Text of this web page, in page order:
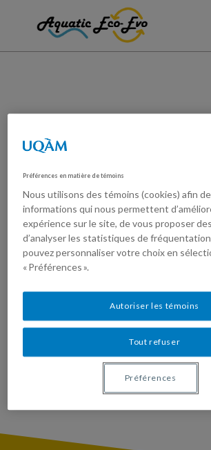
Préférences en matière de témoins
Nous utilisons des témoins (cookies) afin
informations qui nous permettent
expérience sur le site, de vous proposer
d’analyser les statistiques de
pouvez personnaliser votre choix en
« Préférences ».
Tout refuser
Autoriser les témoins
Préférences